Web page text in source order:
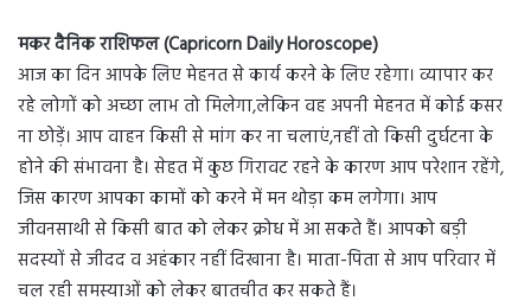
मकर दैनिक राशिफल (Capricorn Daily Horoscope)
आज का दिन आपके लिए मेहनत से कार्य करने के लिए रहेगा। व्यापार कर
रहे लोगों को अच्छा लाभ तो मिलेगा,लेकिन वह अपनी मेहनत में कोई कसर
ना छोड़ें। आप वाहन किसी से मांग कर ना चलाएं,नहीं तो किसी दुर्घटना के
होने की संभावना है। सेहत में कुछ गिरावट रहने के कारण आप परेशान रहेंगे,
जिस कारण आपका कामों को करने में मन थोड़ा कम लगेगा। आप
जीवनसाथी से किसी बात को लेकर क्रोध में आ सकते हैं। आपको बड़ी
सदस्यों से जीदद व अहंकार नहीं दिखाना है। माता-पिता से आप परिवार में
चल रही समस्याओं को लेकर बातचीत कर सकते हैं।